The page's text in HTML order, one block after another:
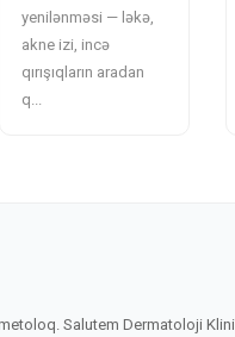
yenilənməsi — ləkə,
akne izi, incə
qırışıqların aradan
q...
Salutem Dermatoloji